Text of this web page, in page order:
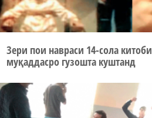
Зери пои навраси 14-сола китоби
муқаддасро гузошта куштанд